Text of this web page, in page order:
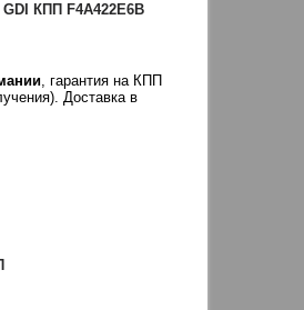
КПП F4A422E6B
, гарантия на КПП
Доставка в